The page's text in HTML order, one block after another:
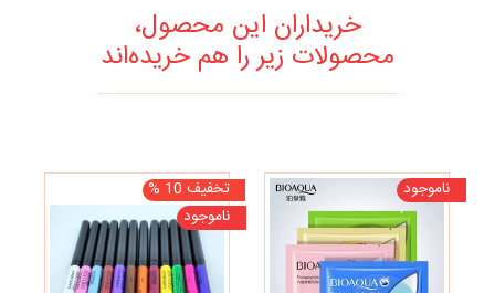
خریداران این محصول،
محصولات زیر را هم خریده‌اند
ناموجود
تخفیف 10 %
ناموجود